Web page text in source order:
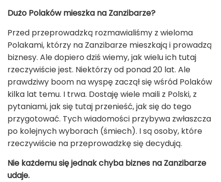
Dużo Polaków mieszka na Zanzibarze?
Przed przeprowadzką rozmawialiśmy z wieloma
Polakami, którzy na Zanzibarze mieszkają i prowadzą
biznesy. Ale dopiero dziś wiemy, jak wielu ich tutaj
rzeczywiście jest. Niektórzy od ponad 20 lat. Ale
prawdziwy boom na wyspę zaczął się wśród Polaków
kilka lat temu. I trwa. Dostaję wiele maili z Polski, z
pytaniami, jak się tutaj przenieść, jak się do tego
przygotować. Tych wiadomości przybywa zwłaszcza
po kolejnych wyborach (śmiech). I są osoby, które
rzeczywiście na przeprowadzkę się decydują.
Nie każdemu się jednak chyba biznes na Zanzibarze
udaje.